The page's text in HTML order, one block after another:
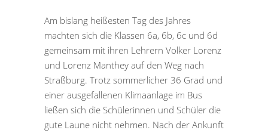
Am bislang heißesten Tag des Jahres
machten sich die Klassen 6a, 6b, 6c und 6d
gemeinsam mit ihren Lehrern Volker Lorenz
und Lorenz Manthey auf den Weg nach
Straßburg. Trotz sommerlicher 36 Grad und
einer ausgefallenen Klimaanlage im Bus
ließen sich die Schülerinnen und Schüler die
gute Laune nicht nehmen. Nach der Ankunft